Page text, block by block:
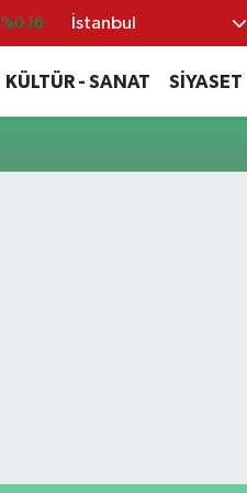
%0.16 İstanbul
KÜLTÜR - SANAT SİYASET